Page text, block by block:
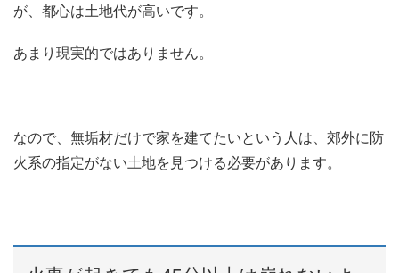
が、都心は土地代が高いです。
あまり現実的ではありません。
なので、無垢材だけで家を建てたいという人は、郊外に防
火系の指定がない土地を見つける必要があります。